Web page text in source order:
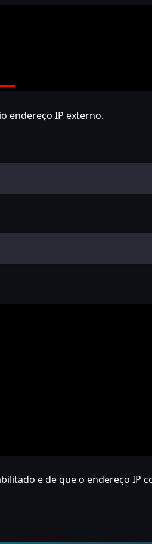
endereço IP externo.
e de que o endereço IP